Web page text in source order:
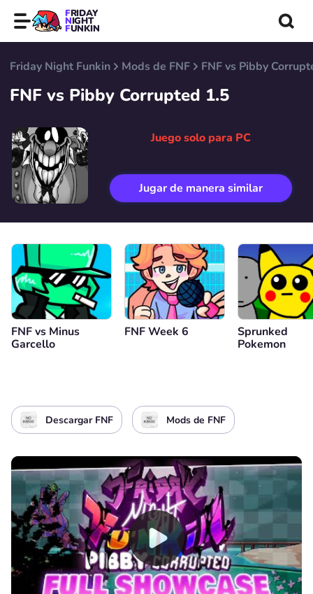
FRIDAY
NIGHT
FUNKIN
Friday Night Funkin Mods de FNF FNF vs Pibby
FNF vs Pibby Corrupted 1.5
Juego solo para PC
Jugar de manera similar
FNF vs Minus
Garcello
FNF Week 6
Sprunked
Pokemon
Descargar FNF Mods de FNF